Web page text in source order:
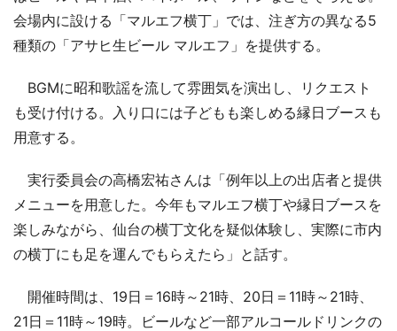
会場内に設ける「マルエフ横丁」では、注ぎ方の異なる5
種類の「アサヒ生ビール マルエフ」を提供する。
BGMに昭和歌謡を流して雰囲気を演出し、リクエスト
も受け付ける。入り口には子どもも楽しめる縁日ブースも
用意する。
実行委員会の高橋宏祐さんは「例年以上の出店者と提供
メニューを用意した。今年もマルエフ横丁や縁日ブースを
楽しみながら、仙台の横丁文化を疑似体験し、実際に市内
の横丁にも足を運んでもらえたら」と話す。
開催時間は、19日＝16時～21時、20日＝11時～21時、
21日＝11時～19時。ビールなど一部アルコールドリンクの